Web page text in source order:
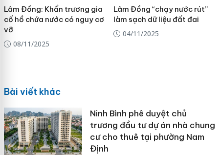
Lâm Đồng: Khẩn trương gia
cố hồ chứa nước có nguy cơ
vỡ
08/11/2025
Lâm Đồng “chạy nước rút”
làm sạch dữ liệu đất đai
04/11/2025
Bài viết khác
Ninh Bình phê duyệt chủ
trương đầu tư dự án nhà chung
cư cho thuê tại phường Nam
Định